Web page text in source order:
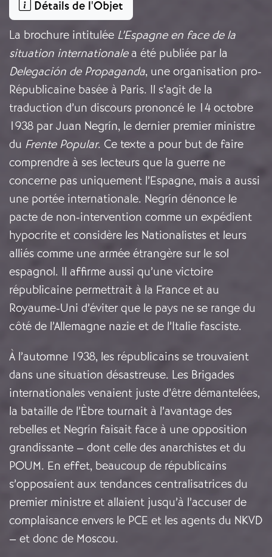
Détails de l'Objet
La brochure intitulée L’Espagne en face de la
situation internationalea été publiée par la
Delegación de Propaganda, une organisation pro-
Républicaine basée à Paris. Il s’agit de la
traduction d’un discours prononcé le 14 octobre
1938 par Juan Negrín, le dernier premier ministre
du Frente Popular. Ce texte a pour but de faire
comprendre à ses lecteurs que la guerre ne
concerne pas uniquement l’Espagne, mais a aussi
une portée internationale. Negrín dénonce le
pacte de non-intervention comme un expédient
hypocrite et considère les Nationalistes et leurs
alliés comme une armée étrangère sur le sol
espagnol. Il affirme aussi qu’une victoire
républicaine permettrait à la France et au
Royaume-Uni d’éviter que le pays ne se range du
côté de l’Allemagne nazie et de l’Italie fasciste.
À l’automne 1938, les républicains se trouvaient
dans une situation désastreuse. Les Brigades
internationales venaient juste d’être démantelées,
la bataille de l’Èbre tournait à l’avantage des
rebelles et Negrín faisait face à une opposition
grandissante – dont celle des anarchistes et du
POUM. En effet, beaucoup de républicains
s’opposaient aux tendances centralisatrices du
premier ministre et allaient jusqu’à l’accuser de
complaisance envers le PCE et les agents du NKVD
– et donc de Moscou.